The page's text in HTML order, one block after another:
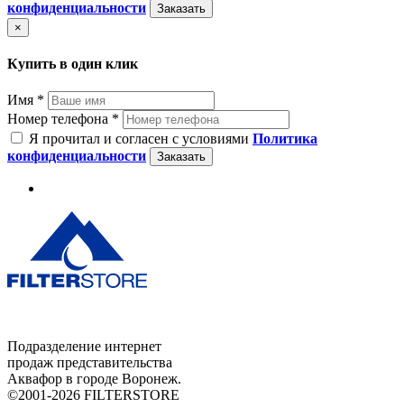
конфиденциальности
Заказать
×
Купить в один клик
Имя *
Номер телефона *
Я прочитал и согласен с условиями Политика
конфиденциальности
Заказать
Подразделение интернет
продаж представительства
Аквафор в городе Воронеж.
©2001-2026 FILTERSTORE